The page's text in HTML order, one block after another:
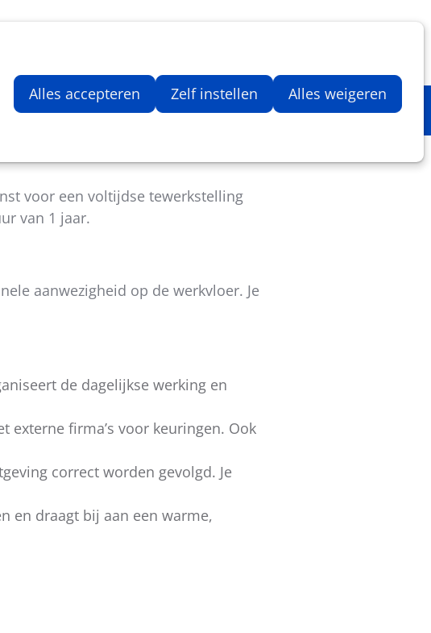
Alles accepteren Zelf instellen Alles weigeren
Aantal artikelen in
voor een voltijdse tewerkstelling
van 1 jaar.
aanwezigheid op de werkvloer. Je
de dagelijkse werking en
externe firma’s voor keuringen. Ook
correct worden gevolgd. Je
en draagt bij aan een warme,